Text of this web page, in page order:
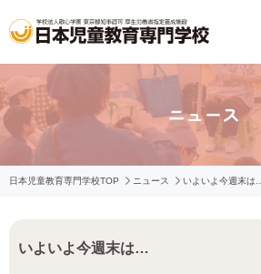
ニュース
日本児童教育専門学校TOP ニュース いよいよ今週末は…
いよいよ今週末は…